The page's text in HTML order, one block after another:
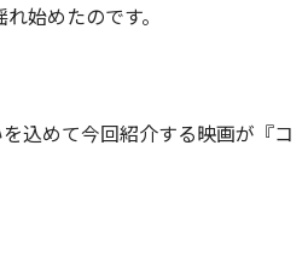
始めたのです。
込めて今回紹介する映画が『コ